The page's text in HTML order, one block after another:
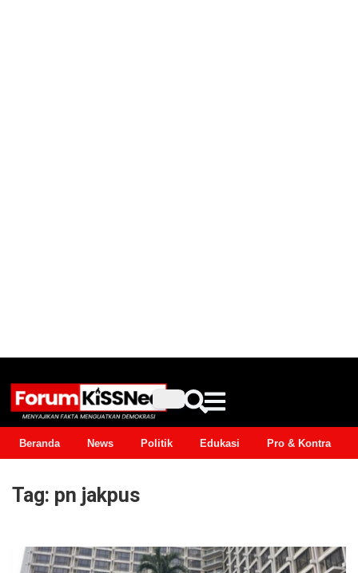
Beranda News Politik Edukasi Pro & Kontra
Tag: pn jakpus